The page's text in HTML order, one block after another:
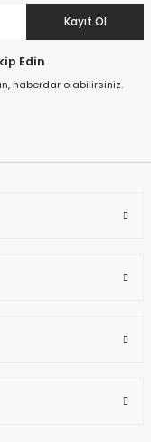
Kayıt Ol
Edin
haberdar olabilirsiniz.